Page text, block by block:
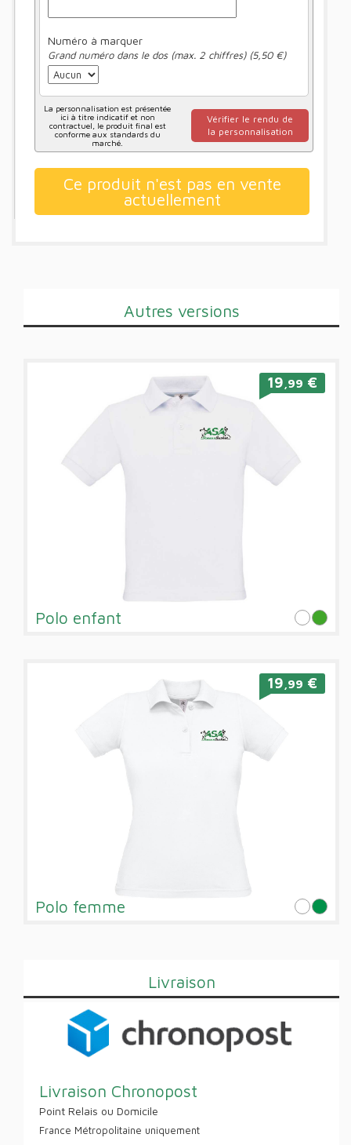
Numéro à marquer
Grand numéro dans le dos (max. 2 chiffres) (5,50 €)
La personnalisation est présentée
ici à titre indicatif et non
contractuel, le produit final est
conforme aux standards du
marché.
Vérifier le rendu de
la personnalisation
Ce produit n'est pas en vente
actuellement
Autres versions
19 ,99 €
Polo enfant
19 ,99 €
Polo femme
Livraison
Livraison Chronopost
Point Relais ou Domicile
France Métropolitaine uniquement